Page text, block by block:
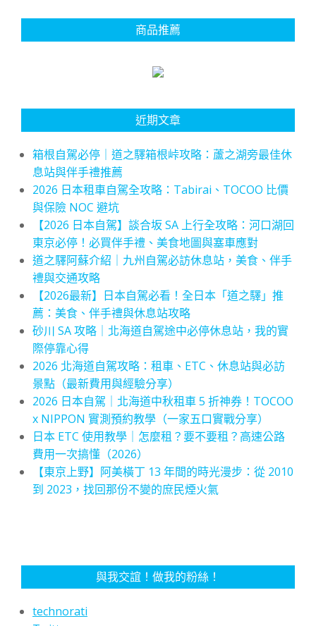
商品推薦
近期文章
箱根自駕必停｜道之驛箱根峠攻略：蘆之湖旁最佳休
息站與伴手禮推薦
2026 日本租車自駕全攻略：Tabirai、TOCOO 比價
與保險 NOC 避坑
【2026 日本自駕】談合坂 SA 上行全攻略：河口湖回
東京必停！必買伴手禮、美食地圖與塞車應對
道之驛阿蘇介紹｜九州自駕必訪休息站，美食、伴手
禮與交通攻略
【2026最新】日本自駕必看！全日本「道之驛」推
薦：美食、伴手禮與休息站攻略
砂川 SA 攻略｜北海道自駕途中必停休息站，我的實
際停靠心得
2026 北海道自駕攻略：租車、ETC、休息站與必訪
景點（最新費用與經驗分享）
2026 日本自駕｜北海道中秋租車 5 折神券！TOCOO
x NIPPON 實測預約教學（一家五口實戰分享）
日本 ETC 使用教學｜怎麼租？要不要租？高速公路
費用一次搞懂（2026）
【東京上野】阿美橫丁 13 年間的時光漫步：從 2010
到 2023，找回那份不變的庶民煙火氣
與我交誼！做我的粉絲！
technorati